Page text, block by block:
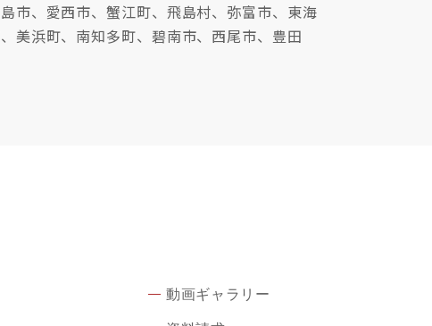
市、愛西市、蟹江町、飛島村、弥富市、東海
美浜町、南知多町、碧南市、西尾市、豊田
動画ギャラリー